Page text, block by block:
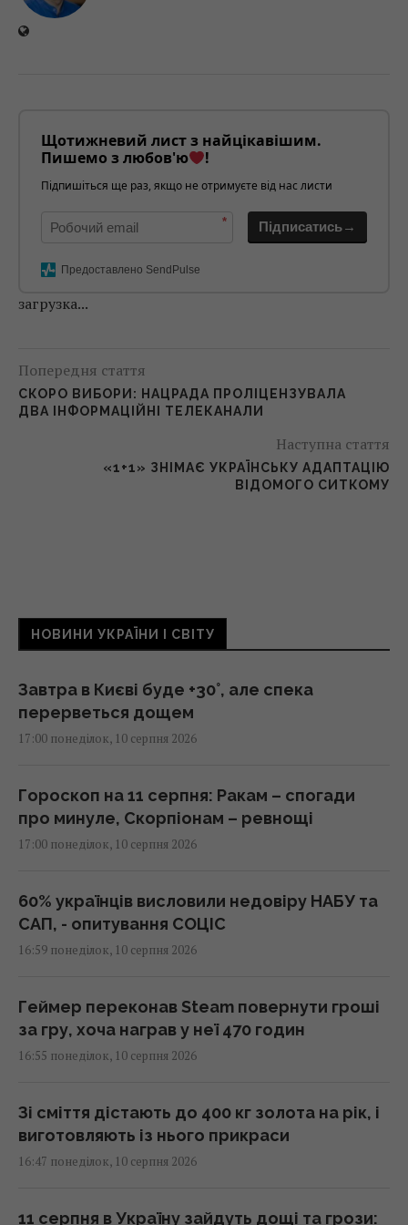
Щотижневий лист з найцікавішим.
Пишемо з любов'ю
!
Підпишіться ще раз, якщо не отримуєте від нас листи
* Підписатись→
Предоставлено SendPulse
загрузка...
Попередня стаття
СКОРО ВИБОРИ: НАЦРАДА ПРОЛІЦЕНЗУВАЛА
ДВА ІНФОРМАЦІЙНІ ТЕЛЕКАНАЛИ
Наступна стаття
«1+1» ЗНІМАЄ УКРАЇНСЬКУ АДАПТАЦІЮ
ВІДОМОГО СИТКОМУ
НОВИНИ УКРАЇНИ І СВІТУ
Завтра в Києві буде +30°, але спека
перерветься дощем
17:00 понеділок, 10 серпня 2026
Гороскоп на 11 серпня: Ракам – спогади
про минуле, Скорпіонам – ревнощі
17:00 понеділок, 10 серпня 2026
60% українців висловили недовіру НАБУ та
САП, - опитування СОЦІС
16:59 понеділок, 10 серпня 2026
Геймер переконав Steam повернути гроші
за гру, хоча награв у неї 470 годин
16:55 понеділок, 10 серпня 2026
Зі сміття дістають до 400 кг золота на рік, і
виготовляють із нього прикраси
16:47 понеділок, 10 серпня 2026
11 серпня в Україну зайдуть дощі та грози: